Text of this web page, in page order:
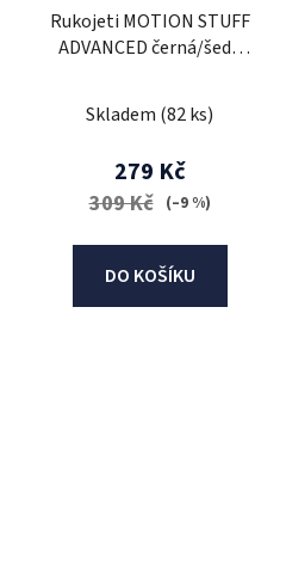
Rukojeti MOTION STUFF
ADVANCED černá/šedá
Skladem (82 ks)
279 Kč
309 Kč (–9 %)
DO KOŠÍKU